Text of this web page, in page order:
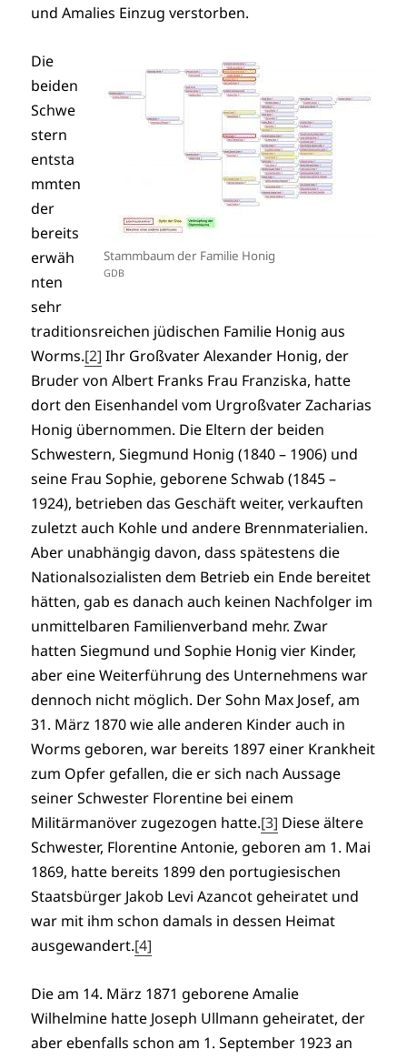
und Amalies Einzug verstorben.
Stammbaum der Familie Honig
GDB
Die
beiden
Schwe
stern
entsta
mmten
der
bereits
erwäh
nten
sehr
traditionsreichen jüdischen Familie Honig aus
Worms.[2] Ihr Großvater Alexander Honig, der
Bruder von Albert Franks Frau Franziska, hatte
dort den Eisenhandel vom Urgroßvater Zacharias
Honig übernommen. Die Eltern der beiden
Schwestern, Siegmund Honig (1840 – 1906) und
seine Frau Sophie, geborene Schwab (1845 –
1924), betrieben das Geschäft weiter, verkauften
zuletzt auch Kohle und andere Brennmaterialien.
Aber unabhängig davon, dass spätestens die
Nationalsozialisten dem Betrieb ein Ende bereitet
hätten, gab es danach auch keinen Nachfolger im
unmittelbaren Familienverband mehr. Zwar
hatten Siegmund und Sophie Honig vier Kinder,
aber eine Weiterführung des Unternehmens war
dennoch nicht möglich. Der Sohn Max Josef, am
31. März 1870 wie alle anderen Kinder auch in
Worms geboren, war bereits 1897 einer Krankheit
zum Opfer gefallen, die er sich nach Aussage
seiner Schwester Florentine bei einem
Militärmanöver zugezogen hatte.[3] Diese ältere
Schwester, Florentine Antonie, geboren am 1. Mai
1869, hatte bereits 1899 den portugiesischen
Staatsbürger Jakob Levi Azancot geheiratet und
war mit ihm schon damals in dessen Heimat
ausgewandert.[4]
Die am 14. März 1871 geborene Amalie
Wilhelmine hatte Joseph Ullmann geheiratet, der
aber ebenfalls schon am 1. September 1923 an